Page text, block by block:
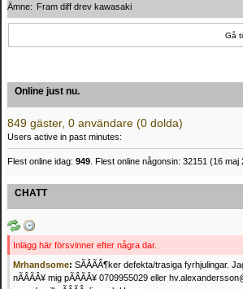
Ämne:
Fram diff drev kawasaki
Gå
Online just nu.
849 gäster, 0 användare (0 dolda)
Users active in past minutes:
Flest online idag: 949 . Flest online någonsin: 32151 (16
CHATT
Inlägg här försvinner efter några dar.
Mrhandsome: SÃÂÃÂ¶ker defekta/trasiga fyrhjulingar.
nÃÂÃÂ¥ mig pÃÂÃÂ¥ 0709955029 eller